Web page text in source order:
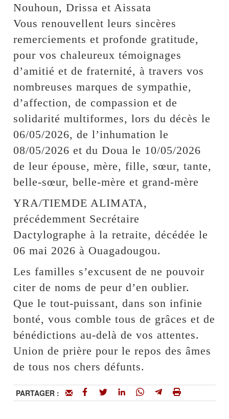
Nouhoun, Drissa et Aissata
Vous renouvellent leurs sincères
remerciements et profonde gratitude,
pour vos chaleureux témoignages
d’amitié et de fraternité, à travers vos
nombreuses marques de sympathie,
d’affection, de compassion et de
solidarité multiformes, lors du décès le
06/05/2026, de l’inhumation le
08/05/2026 et du Doua le 10/05/2026
de leur épouse, mère, fille, sœur, tante,
belle-sœur, belle-mère et grand-mère
YRA/TIEMDE ALIMATA,
précédemment Secrétaire
Dactylographe à la retraite, décédée le
06 mai 2026 à Ouagadougou.
Les familles s’excusent de ne pouvoir
citer de noms de peur d’en oublier.
Que le tout-puissant, dans son infinie
bonté, vous comble tous de grâces et de
bénédictions au-delà de vos attentes.
Union de prière pour le repos des âmes
de tous nos chers défunts.
PARTAGER :